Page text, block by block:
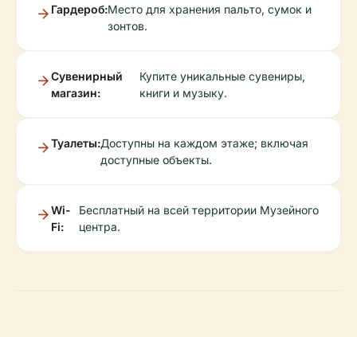
Гардероб:Место для хранения пальто, сумок и
зонтов.
Сувенирный
магазин:
Купите уникальные сувениры,
книги и музыку.
Туалеты:Доступны на каждом этаже; включая
доступные объекты.
Wi-
Fi:
Бесплатный на всей территории Музейного
центра.